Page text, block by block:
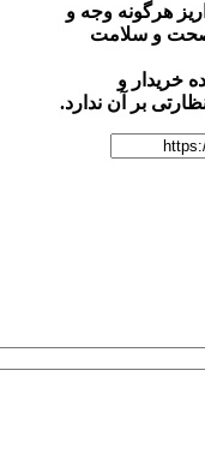
وجه و
و سلامت
و
بر آن ندارد.